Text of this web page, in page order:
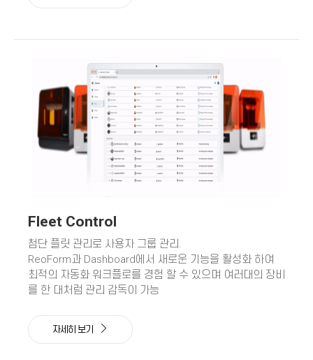
Fleet Control
첨단 플릿 관리로 사용자 그룹 관리.
ReoForm과 Dashboard에서 새로운 기능을 활성화 하여
최적의 자동화 워크플로를 경험 할 수 있으며 여러대의 장비
를 한 대처럼 관리 감독이 가능
자세히 보기